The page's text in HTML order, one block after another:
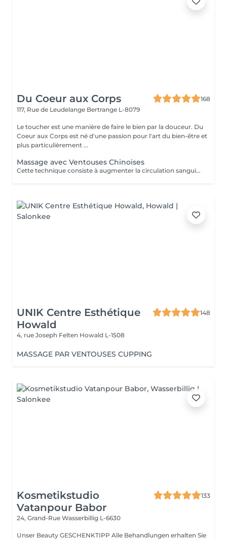
Du Coeur aux Corps
168
117, Rue de Leudelange Bertrange L-8079
Le toucher est une manière de faire le bien par la douceur. Du
Coeur aux Corps est né d'une passion pour l'art du bien-être et
plus particulièrement ...
Massage avec Ventouses Chinoises
Cette technique consiste à augmenter la circulation sanguine. L'objectif est de créer un effet de succion qui favorisera la décongestion des tissus, l'évacuation des toxines et la mobilité des tissus. Prioritairement, cette pratique s'effectue sur le dos.
UNIK Centre Esthétique
Howald
148
4, rue Joseph Felten Howald L-1508
MASSAGE PAR VENTOUSES CUPPING
Kosmetikstudio
Vatanpour Babor
133
24, Grand-Rue Wasserbillig L-6630
Unser Beauty GESCHENKTIPP Alle Behandlungen erhalten Sie